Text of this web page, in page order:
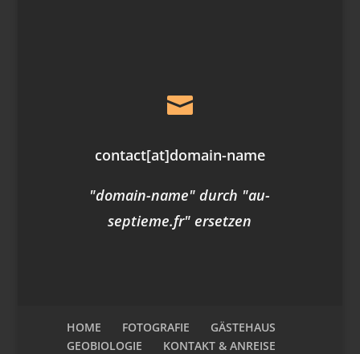

contact[at]domain-name
"domain-name" durch "au-
septieme.fr" ersetzen
HOME FOTOGRAFIE
GÄSTEHAUS
GEOBIOLOGIE
KONTAKT & ANREISE